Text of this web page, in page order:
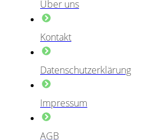
Über uns
Kontakt
Datenschutzerklärung
Impressum
AGB